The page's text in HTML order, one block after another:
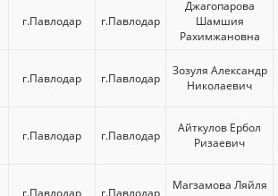
г.Павлодар г.Павлодар
Джагопарова
Шамшия
Рахимжановна
г.Павлодар г.Павлодар
Зозуля Александр
Николаевич
г.Павлодар г.Павлодар
Айткулов Ербол
Ризаевич
Магзамова Ляйля